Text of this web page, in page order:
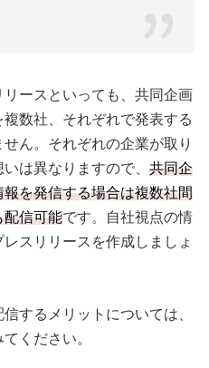
ースといっても、共同企画
数社、それぞれで発表する
ん。それぞれの企業が取り
は異なりますので、 共同企
を発信する場合は複数社間
配信可能です。自社視点の情
スリリースを作成しましょ
するメリットについては、
ください。